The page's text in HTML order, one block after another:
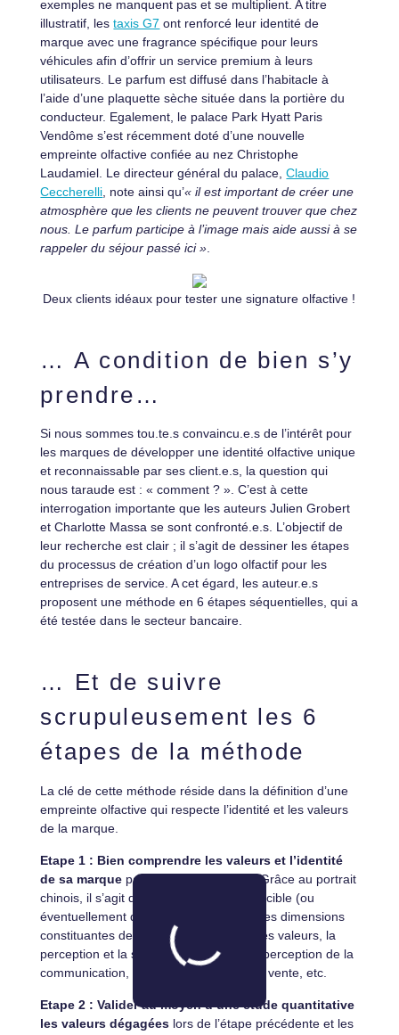
exemples ne manquent pas et se multiplient. A titre
illustratif, lestaxis G7 ont renforcé leur identité de
marque avec une fragrance spécifique pour leurs
véhicules afin d’offrir un service premium à leurs
utilisateurs. Le parfum est diffusé dans l’habitacle à
l’aide d’une plaquette sèche située dans la portière du
conducteur. Egalement, le palace Park Hyatt Paris
Vendôme s’est récemment doté d’une nouvelle
empreinte olfactive confiée au nez Christophe
Laudamiel. Le directeur général du palace,Claudio
Ceccherelli , note ainsi qu’« il est important de créer une
atmosphère que les clients ne peuvent trouver que chez
nous. Le parfum participe à l’image mais aide aussi à se
rappeler du séjour passé ici »
Deux clients idéaux pour tester une signature olfactive !
… A condition de bien s’y
prendre…
Si nous sommes tou.te.s convaincu.e.s de l’intérêt pour
les marques de développer une identité olfactive unique
et reconnaissable par ses client.e.s, la question qui
nous taraude est : « comment ? ». C’est à cette
interrogation importante que les auteurs Julien Grobert
et Charlotte Massa se sont confronté.e.s. L’objectif de
leur recherche est clair ; il s’agit de dessiner les étapes
du processus de création d’un logo olfactif pour les
entreprises de service. A cet égard, les auteur.e.s
proposent une méthode en 6 étapes séquentielles, qui a
été testée dans le secteur bancaire.
… Et de suivre
scrupuleusement les 6
étapes de la méthode
La clé de cette méthode réside dans la définition d’une
empreinte olfactive qui respecte l’identité et les valeurs
de la marque.
Etape 1 : Bien comprendre les valeurs et l’identité
de sa marque par une étude d’image. Grâce au portrait
chinois, il s’agit d’identifier, auprès de la cible (ou
éventuellement des cibles), les différentes dimensions
constituantes de l’identité de marque : les valeurs, la
perception et la signification du logo, la perception de la
communication, la perception du lieu de vente, etc.
Etape 2 : Valider au moyen d’une étude quantitative
les valeurs dégagées lors de l’étape précédente et les